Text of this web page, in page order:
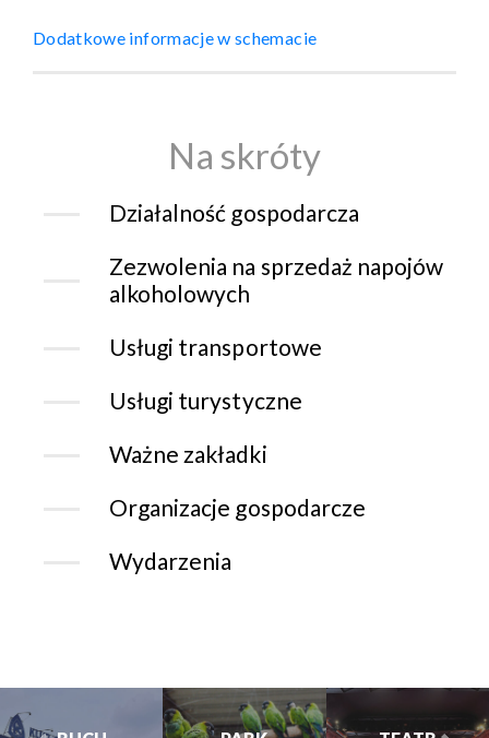
Dodatkowe informacje w schemacie
Na skróty
Działalność gospodarcza
Zezwolenia na sprzedaż napojów
alkoholowych
Usługi transportowe
Usługi turystyczne
Ważne zakładki
Organizacje gospodarcze
Wydarzenia